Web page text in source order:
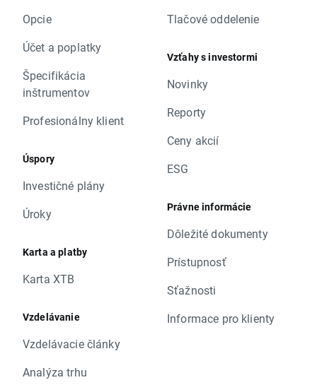
Opcie
Účet a poplatky
Špecifikácia
inštrumentov
Profesionálny klient
Úspory
Investičné plány
Úroky
Karta a platby
Karta XTB
Vzdelávanie
Vzdelávacie články
Analýza trhu
Tlačové oddelenie
Vzťahy s investormi
Novinky
Reporty
Ceny akcií
ESG
Právne informácie
Dôležité dokumenty
Prístupnosť
Sťažnosti
Informace pro klienty